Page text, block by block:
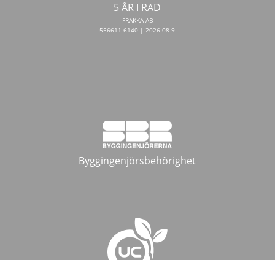
5 ÅR I RAD
FRAKKA AB
556611-6140 | 2026-08-9
Byggingenjörsbehörighet